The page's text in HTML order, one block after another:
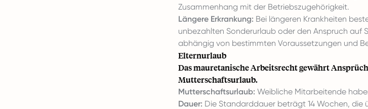
Zusammenhang mit der Betriebszugehörigkeit.
Längere Erkrankung: Bei längeren Krankheiten
unbezahlten Sonderurlaub oder den Anspruch auf
abhängig von bestimmten Voraussetzungen und
Elternurlaub
Das mauretanische Arbeitsrecht gewährt
Mutterschaftsurlaub.
Mutterschaftsurlaub: Weibliche Mitarbeitende
Dauer: Die Standarddauer beträgt 14 Wochen, die